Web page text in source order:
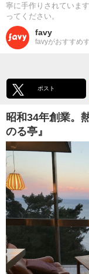
寧に手作りされていま
ってください。
favy
favyがおすすめ
ポスト
昭和34年創業。
のる亭』